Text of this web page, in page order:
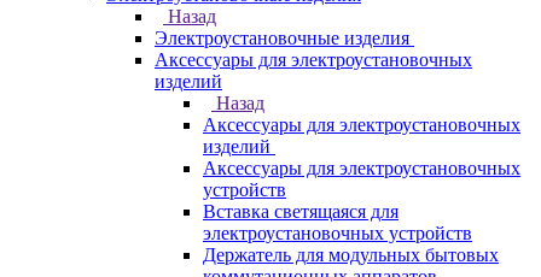
Назад
Электроустановочные изделия
Аксессуары для электроустановочных
изделий
Назад
Аксессуары для электроустановочных
изделий
Аксессуары для электроустановочных
устройств
Вставка светящаяся для
электроустановочных устройств
Держатель для модульных бытовых